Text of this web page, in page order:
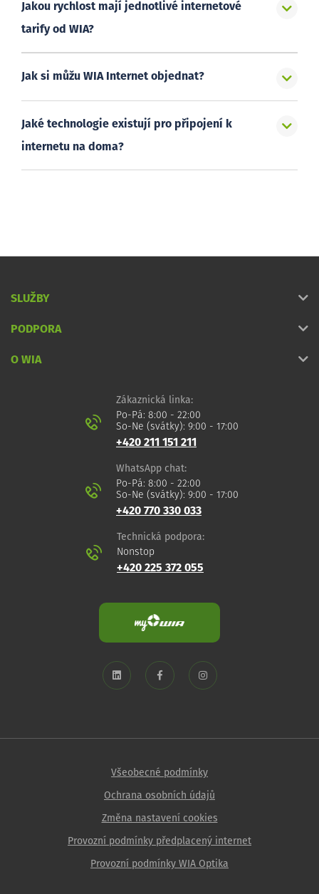
Jakou rychlost mají jednotlivé internetové
tarify od WIA?
Jak si můžu WIA Internet objednat?
Jaké technologie existují pro připojení k
internetu na doma?
SLUŽBY
PODPORA
O WIA
Zákaznická linka:
Po-Pá: 8:00 - 22:00
So-Ne (svátky): 9:00 - 17:00
+420 211 151 211
WhatsApp chat:
Po-Pá: 8:00 - 22:00
So-Ne (svátky): 9:00 - 17:00
+420 770 330 033
Technická podpora:
Nonstop
+420 225 372 055
Všeobecné podmínky
Ochrana osobních údajů
Změna nastavení cookies
Provozní podmínky předplacený internet
Provozní podmínky WIA Optika